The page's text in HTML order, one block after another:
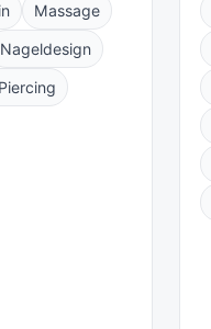
Massage
Nageldesign